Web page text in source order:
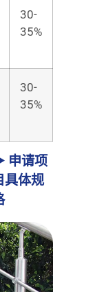
30-
35%
30-
35%
申请项
体规